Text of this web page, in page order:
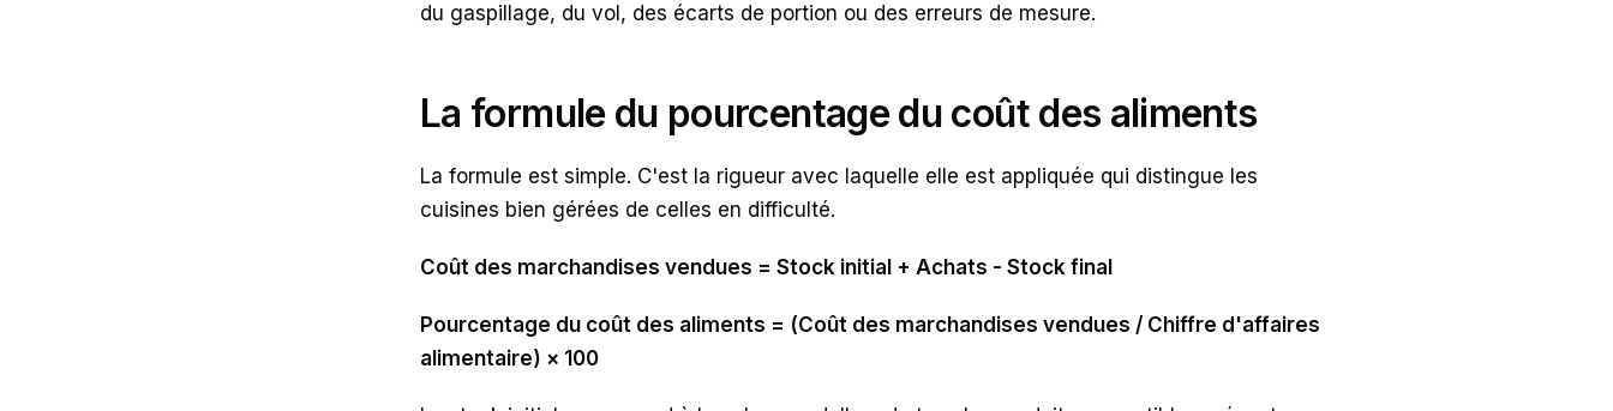
du gaspillage, du vol, des écarts de portion ou des erreurs de mesure.
La formule du pourcentage du coût des aliments
La formule est simple. C'est la rigueur avec laquelle elle est appliquée qui distingue les
cuisines bien gérées de celles en difficulté.
Coût des marchandises vendues = Stock initial + Achats - Stock final
Pourcentage du coût des aliments = (Coût des marchandises vendues / Chiffre d'affaires
alimentaire) × 100